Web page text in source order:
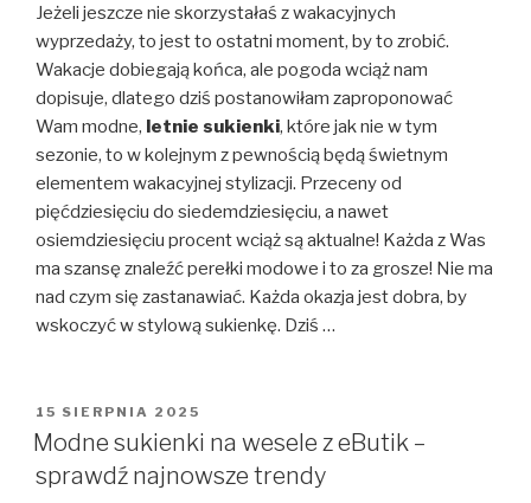
Jeżeli jeszcze nie skorzystałaś z wakacyjnych
wyprzedaży, to jest to ostatni moment, by to zrobić.
Wakacje dobiegają końca, ale pogoda wciąż nam
dopisuje, dlatego dziś postanowiłam zaproponować
Wam modne, letnie sukienki, które jak nie w tym
sezonie, to w kolejnym z pewnością będą świetnym
elementem wakacyjnej stylizacji. Przeceny od
pięćdziesięciu do siedemdziesięciu, a nawet
osiemdziesięciu procent wciąż są aktualne! Każda z Was
ma szansę znaleźć perełki modowe i to za grosze! Nie ma
nad czym się zastanawiać. Każda okazja jest dobra, by
wskoczyć w stylową sukienkę. Dziś …
OPUBLIKOWANE
W
15 SIERPNIA 2025
Modne sukienki na wesele z eButik –
sprawdź najnowsze trendy